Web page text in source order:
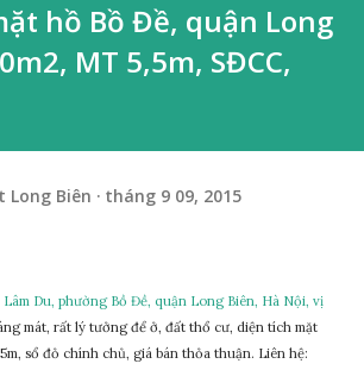
hồ Bồ Đề, quận Long
MT 5,5m, SĐCC,
Long Biên tháng 9 09, 2015
Du, phường Bồ Đề, quận Long Biên, Hà Nội, vị
mát, rất lý tưởng để ở, đất thổ cư, diện tích mặt
sổ đỏ chính chủ, giá bán thỏa thuận. Liên hệ: